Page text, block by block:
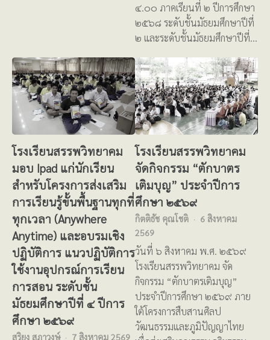
๔.๐๐ ภาคเรียนที่ ๒ ปีการศึกษา
๒๕๖๘ ระดับชั้นมัธยมศึกษาปีที่
๒ และระดับชั้นมัธยมศึกษาปีที่…
โรงเรียนสรรพวิทยาคม
มอบ Ipad แก่นักเรียน
สำหรับโครงการส่งเสริม
การเรียนรู้ขั้นพื้นฐานทุกที่
ทุกเวลา (Anywhere
Anytime) และอบรมเชิง
ปฏิบัติการ แนวปฏิบัติการ
ใช้งานอุปกรณ์การเรียน
การสอน ระดับชั้น
มัธยมศึกษาปีที่ ๔ ปีการ
ศึกษา ๒๕๖๙
สุริยง สุภาวงษ์ 7 สิงหาคม 2569
โรงเรียนสรรพวิทยาคม
จัดกิจกรรม “ตักบาตร
เติมบุญ” ประจำปีการ
ศึกษา ๒๕๖๙
กิตติธัช คุณโชติ
6 สิงหาคม
2569
วันที่ ๖ สิงหาคม พ.ศ. ๒๕๖๙
โรงเรียนสรรพวิทยาคม จัด
กิจกรรม “ตักบาตรเติมบุญ”
ประจำปีการศึกษา ๒๕๖๙ ภาย
ใต้โครงการสืบสานศิลป
วัฒนธรรมและภูมิปัญญาไทย